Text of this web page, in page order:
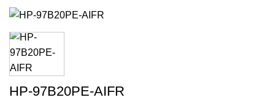
HP-97B20PE-AIFR